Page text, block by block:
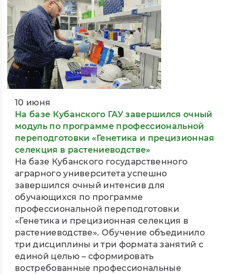
10 июня
На базе Кубанского ГАУ завершился очный
модуль по программе профессиональной
переподготовки «Генетика и прецизионная
селекция в растениеводстве»
На базе Кубанского государственного
аграрного университета успешно
завершился очный интенсив для
обучающихся по программе
профессиональной переподготовки
«Генетика и прецизионная селекция в
растениеводстве». Обучение объединило
три дисциплины и три формата занятий с
единой целью – сформировать
востребованные профессиональные